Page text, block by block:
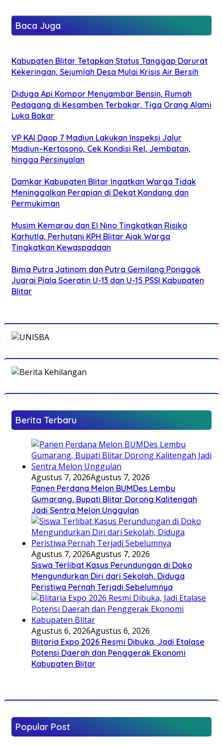
Baca Juga
Kabupaten Blitar Tetapkan Status Tanggap Darurat
Kekeringan, Sejumlah Desa Mulai Krisis Air Bersih
Diduga Api Kompor Menyambar Bensin, Rumah
Pedagang di Kesamben Terbakar, Tiga Orang Alami
Luka Bakar
VP KAI Daop 7 Madiun Lakukan Inspeksi Jalur
Madiun–Kertosono, Cek Kondisi Rel, Jembatan,
hingga Persinyalan
Damkar Kabupaten Blitar Ingatkan Warga Tidak
Meninggalkan Perapian di Dekat Kandang dan
Permukiman
Musim Kemarau dan El Nino Tingkatkan Risiko
Karhutla, Perhutani KPH Blitar Ajak Warga
Tingkatkan Kewaspadaan
Bima Putra Jatinom dan Putra Gemilang Ponggok
Juarai Piala Soeratin U-13 dan U-15 PSSI Kabupaten
Blitar
Berita Terbaru
Agustus 7, 2026Agustus 7, 2026
Panen Perdana Melon BUMDes Lembu
Gumarang, Bupati Blitar Dorong Kalitengah
Jadi Sentra Melon Unggulan
Agustus 7, 2026Agustus 7, 2026
Siswa Terlibat Kasus Perundungan di Doko
Mengundurkan Diri dari Sekolah, Diduga
Peristiwa Pernah Terjadi Sebelumnya
Agustus 6, 2026Agustus 6, 2026
Blitaria Expo 2026 Resmi Dibuka, Jadi Etalase
Potensi Daerah dan Penggerak Ekonomi
Kabupaten Blitar
Popular Post